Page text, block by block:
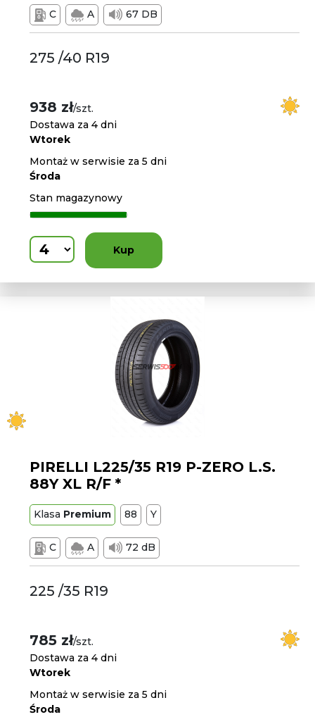
C A 67 DB
275 /40 R19
938 zł/szt.
Dostawa za 4 dni
Wtorek
Montaż w serwisie za 5 dni
Środa
Stan magazynowy
Kup
PIRELLI L225/35 R19 P-ZERO L.S.
88Y XL R/F *
Klasa Premium 88 Y
C A 72 dB
225 /35 R19
785 zł/szt.
Dostawa za 4 dni
Wtorek
Montaż w serwisie za 5 dni
Środa